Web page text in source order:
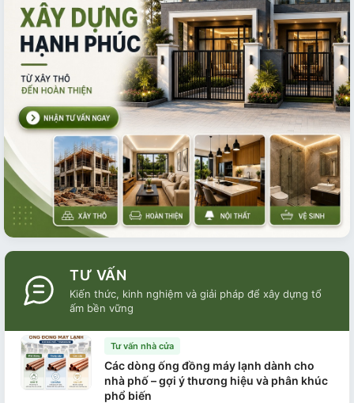
TƯ VẤN
Kiến thức, kinh nghiệm và giải pháp để xây dựng tổ
ấm bền vững
Tư vấn nhà cửa
Các dòng ống đồng máy lạnh dành cho
nhà phố – gợi ý thương hiệu và phân khúc
phổ biến